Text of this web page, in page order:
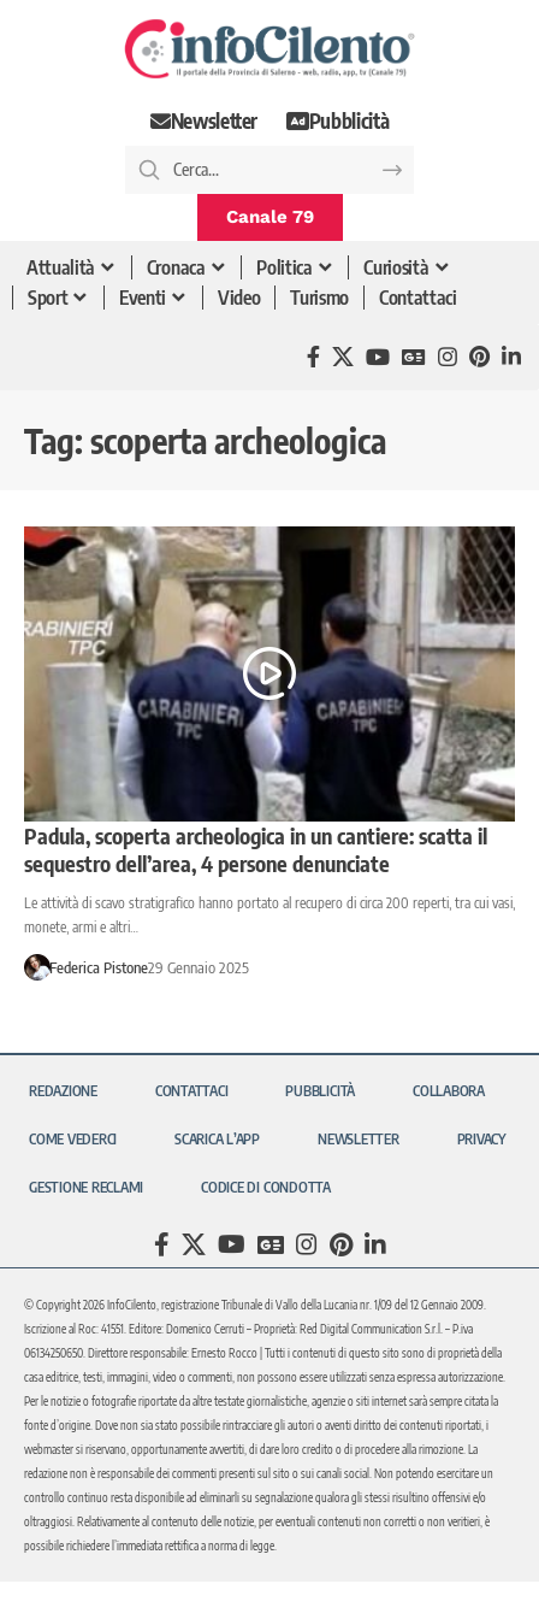
Newsletter Pubblicità
Canale 79
Attualità Cronaca Politica
Curiosità
Sport
Eventi Video Turismo Contattaci
Tag: scoperta archeologica
Padula, scoperta archeologica in un cantiere: scatta il
sequestro dell’area, 4 persone denunciate
Le attività di scavo stratigrafico hanno portato al recupero di circa 200 reperti, tra cui vasi,
monete, armi e altri…
Federica Pistone29 Gennaio 2025
REDAZIONE CONTATTACI PUBBLICITÀ COLLABORA
COME VEDERCI SCARICA L’APP NEWSLETTER PRIVACY
GESTIONE RECLAMI CODICE DI CONDOTTA
© Copyright 2026 InfoCilento, registrazione Tribunale di Vallo della Lucania nr. 1/09 del 12 Gennaio 2009.
Iscrizione al Roc: 41551. Editore: Domenico Cerruti – Proprietà: Red Digital Communication S.r.l. – P.iva
06134250650. Direttore responsabile: Ernesto Rocco | Tutti i contenuti di questo sito sono di proprietà della
casa editrice, testi, immagini, video o commenti, non possono essere utilizzati senza espressa autorizzazione.
Per le notizie o fotografie riportate da altre testate giornalistiche, agenzie o siti internet sarà sempre citata la
fonte d’origine. Dove non sia stato possibile rintracciare gli autori o aventi diritto dei contenuti riportati, i
webmaster si riservano, opportunamente avvertiti, di dare loro credito o di procedere alla rimozione. La
redazione non è responsabile dei commenti presenti sul sito o sui canali social. Non potendo esercitare un
controllo continuo resta disponibile ad eliminarli su segnalazione qualora gli stessi risultino offensivi e/o
oltraggiosi. Relativamente al contenuto delle notizie, per eventuali contenuti non corretti o non veritieri, è
possibile richiedere l’immediata rettifica a norma di legge.